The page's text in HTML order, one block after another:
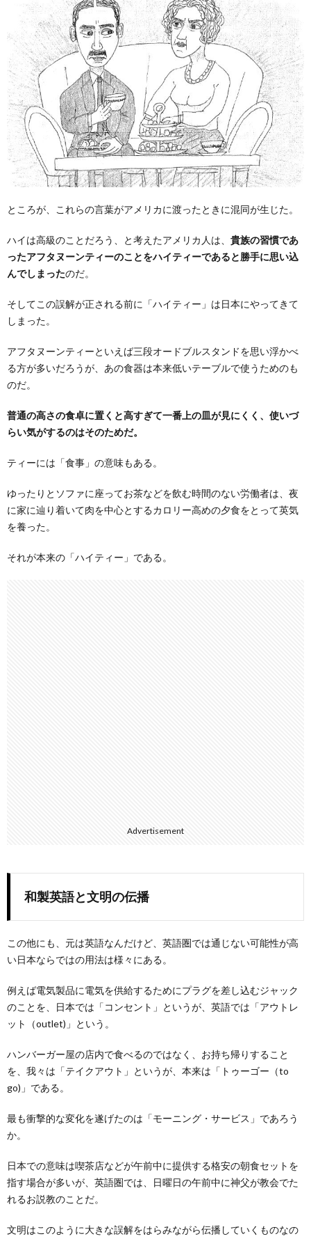
ところが、これらの言葉がアメリカに渡ったときに混同が生じた。
ハイは高級のことだろう、と考えたアメリカ人は、 貴族の習慣であ
ったアフタヌーンティーのことをハイティーであると勝手に思い込
んでしまったのだ。
そしてこの誤解が正される前に「ハイティー」は日本にやってきて
しまった。
アフタヌーンティーといえば三段オードブルスタンドを思い浮かべ
る方が多いだろうが、あの食器は本来低いテーブルで使うためのも
のだ。
普通の高さの食卓に置くと高すぎて一番上の皿が見にくく、使いづ
らい気がするのはそのためだ。
ティーには「食事」の意味もある。
ゆったりとソファに座ってお茶などを飲む時間のない労働者は、夜
に家に辿り着いて肉を中心とするカロリー高めの夕食をとって英気
を養った。
それが本来の「ハイティー」である。
Advertisement
和製英語と文明の伝播
この他にも、元は英語なんだけど、英語圏では通じない可能性が高
い日本ならではの用法は様々にある。
例えば電気製品に電気を供給するためにプラグを差し込むジャック
のことを、日本では「コンセント」というが、英語では「アウトレ
ット（outlet)」という。
ハンバーガー屋の店内で食べるのではなく、お持ち帰りすること
を、我々は「テイクアウト」というが、本来は「トゥーゴー（to
go)」である。
最も衝撃的な変化を遂げたのは「モーニング・サービス」であろう
か。
日本での意味は喫茶店などが午前中に提供する格安の朝食セットを
指す場合が多いが、英語圏では、日曜日の午前中に神父が教会でた
れるお説教のことだ。
文明はこのように大きな誤解をはらみながら伝播していくものなの